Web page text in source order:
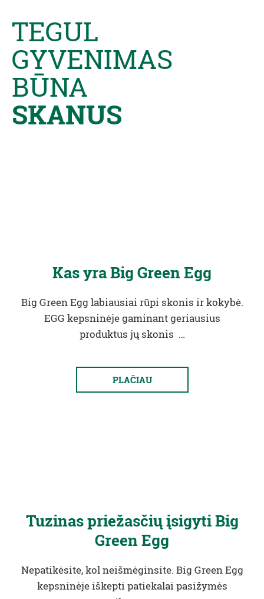
TEGUL
GYVENIMAS
BŪNA
SKANUS
Kas yra Big Green Egg
Big Green Egg labiausiai rūpi skonis ir kokybė.
EGG kepsninėje gaminant geriausius
produktus jų skonis …
PLAČIAU
Tuzinas priežasčių įsigyti Big
Green Egg
Nepatikėsite, kol neišmėginsite. Big Green Egg
kepsninėje iškepti patiekalai pasižymės